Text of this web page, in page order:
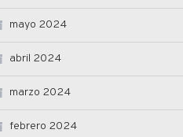
mayo 2024
abril 2024
marzo 2024
febrero 2024